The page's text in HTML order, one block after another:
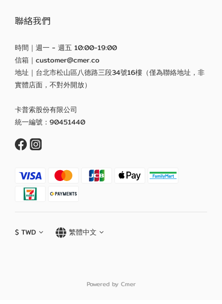
聯絡我們
時間｜週一 - 週五 10:00-19:00
信箱｜customer@cmer.co
地址｜台北市松山區八德路三段34號16樓（僅為聯絡地址，非
實體店面，不對外開放）
卡普索股份有限公司
統一編號：90451440
$ TWD 繁體中文
Powered by Cmer